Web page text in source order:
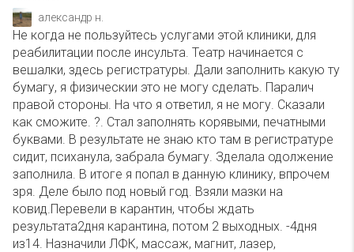
александр н.
Не когда не пользуйтесь услугами этой клиники, для
реабилитации после инсульта. Театр начинается с
вешалки, здесь регистратуры. Дали заполнить какую ту
бумагу, я физическии это не могу сделать. Паралич
правой стороны. На что я ответил, я не могу. Сказали
как сможите. ?. Стал заполнять корявыми, печатными
буквами. В результате не знаю кто там в регистратуре
сидит, психанула, забрала бумагу. Зделала одолжение
заполнила. В итоге я попал в данную клинику, впрочем
зря. Деле было под новый год. Взяли мазки на
ковид.Перевели в карантин, чтобы ждать
результата2дня карантина, потом 2 выходных. -4дня
из14. Назначили ЛФК, массаж, магнит, лазер,